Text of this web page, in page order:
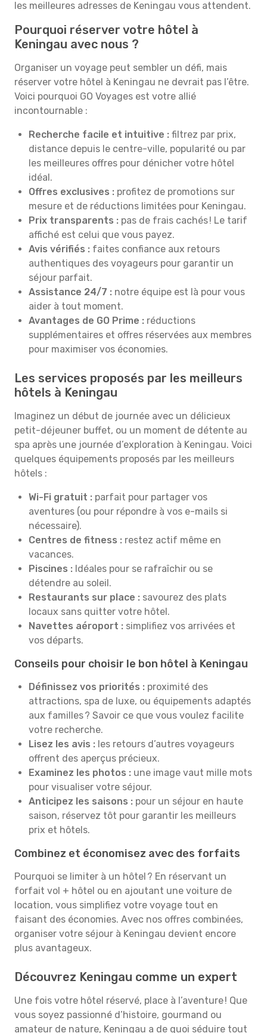
les meilleures adresses de Keningau vous attendent.
Pourquoi réserver votre hôtel à
Keningau avec nous ?
Organiser un voyage peut sembler un défi, mais
réserver votre hôtel à Keningau ne devrait pas l’être.
Voici pourquoi GO Voyages est votre allié
incontournable :
Recherche facile et intuitive : filtrez par prix,
distance depuis le centre-ville, popularité ou par
les meilleures offres pour dénicher votre hôtel
idéal.
Offres exclusives : profitez de promotions sur
mesure et de réductions limitées pour Keningau.
Prix transparents : pas de frais cachés ! Le tarif
affiché est celui que vous payez.
Avis vérifiés : faites confiance aux retours
authentiques des voyageurs pour garantir un
séjour parfait.
Assistance 24/7 : notre équipe est là pour vous
aider à tout moment.
Avantages de GO Prime : réductions
supplémentaires et offres réservées aux membres
pour maximiser vos économies.
Les services proposés par les meilleurs
hôtels à Keningau
Imaginez un début de journée avec un délicieux
petit-déjeuner buffet, ou un moment de détente au
spa après une journée d’exploration à Keningau. Voici
quelques équipements proposés par les meilleurs
hôtels :
Wi-Fi gratuit : parfait pour partager vos
aventures (ou pour répondre à vos e-mails si
nécessaire).
Centres de fitness : restez actif même en
vacances.
Piscines : Idéales pour se rafraîchir ou se
détendre au soleil.
Restaurants sur place : savourez des plats
locaux sans quitter votre hôtel.
Navettes aéroport : simplifiez vos arrivées et
vos départs.
Conseils pour choisir le bon hôtel à Keningau
Définissez vos priorités : proximité des
attractions, spa de luxe, ou équipements adaptés
aux familles ? Savoir ce que vous voulez facilite
votre recherche.
Lisez les avis : les retours d’autres voyageurs
offrent des aperçus précieux.
Examinez les photos : une image vaut mille mots
pour visualiser votre séjour.
Anticipez les saisons : pour un séjour en haute
saison, réservez tôt pour garantir les meilleurs
prix et hôtels.
Combinez et économisez avec des forfaits
Pourquoi se limiter à un hôtel ? En réservant un
forfait vol + hôtel ou en ajoutant une voiture de
location, vous simplifiez votre voyage tout en
faisant des économies. Avec nos offres combinées,
organiser votre séjour à Keningau devient encore
plus avantageux.
Découvrez Keningau comme un expert
Une fois votre hôtel réservé, place à l’aventure ! Que
vous soyez passionné d’histoire, gourmand ou
amateur de nature, Keningau a de quoi séduire tout